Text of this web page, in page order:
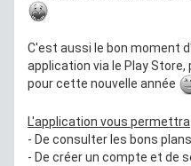
C'est aussi le bon moment
application via le Play
pour cette nouvelle année
L'application vous permettra
- De consulter les bons
- De créer un compte et de